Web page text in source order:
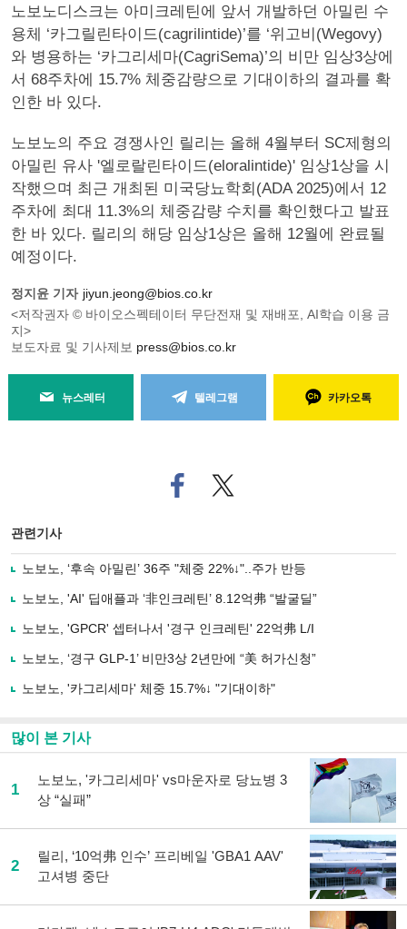
노보노디스크는 아미크레틴에 앞서 개발하던 아밀린 수
용체 ‘카그릴린타이드(cagrilintide)’를 ‘위고비(Wegovy)
와 병용하는 ‘카그리세마(CagriSema)’의 비만 임상3상에
서 68주차에 15.7% 체중감량으로 기대이하의 결과를 확
인한 바 있다.
노보노의 주요 경쟁사인 릴리는 올해 4월부터 SC제형의
아밀린 유사 '엘로랄린타이드(eloralintide)' 임상1상을 시
작했으며 최근 개최된 미국당뇨학회(ADA 2025)에서 12
주차에 최대 11.3%의 체중감량 수치를 확인했다고 발표
한 바 있다. 릴리의 해당 임상1상은 올해 12월에 완료될
예정이다.
정지윤 기자 jiyun.jeong@bios.co.kr
<저작권자 © 바이오스펙테이터 무단전재 및 재배포, AI학습 이용 금
지>
보도자료 및 기사제보 press@bios.co.kr
뉴스레터 텔레그램 카카오톡
페
이
로
사
유
기
트위
터로
관련기사
노보노, ‘후속 아밀린’ 36주 "체중 22%↓"..주가 반등
노보노, 'AI' 딥애플과 ‘非인크레틴’ 8.12억弗 “발굴딜”
노보노, 'GPCR' 셉터나서 '경구 인크레틴' 22억弗 L/I
노보노, ‘경구 GLP-1’ 비만3상 2년만에 “美 허가신청”
노보노, '카그리세마' 체중 15.7%↓ "기대이하"
많이 본 기사
1
노보노, '카그리세마' vs마운자로 당뇨병 3
상 “실패”
2
릴리, ‘10억弗 인수’ 프리베일 'GBA1 AAV'
고셔병 중단